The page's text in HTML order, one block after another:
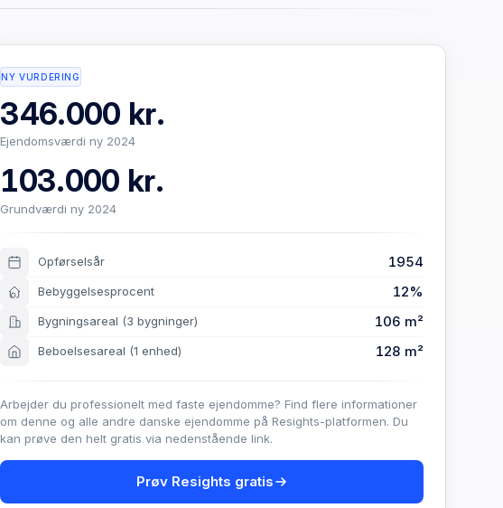
NY VURDERING
346.000 kr.
Ejendomsværdi ny 2024
103.000 kr.
Grundværdi ny 2024
Opførselsår 1954
Bebyggelsesprocent 12%
Bygningsareal (3 bygninger) 106 m²
Beboelsesareal (1 enhed) 128 m²
Arbejder du professionelt med faste ejendomme? Find flere informationer
om denne og alle andre danske ejendomme på Resights-platformen. Du
kan prøve den helt gratis via nedenstående link.
Prøv Resights gratis